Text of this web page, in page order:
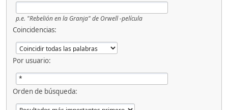
p.e. "Rebelión en la Granja" de Orwell -película
Coincidencias:
Por usuario:
Orden de búsqueda: